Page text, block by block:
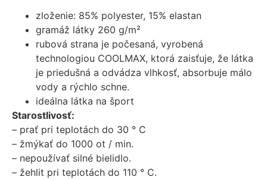
zloženie: 85% polyester, 15% elastan
gramáž látky 260 g/m²
rubová strana je počesaná, vyrobená
technologiou COOLMAX, ktorá zaisťuje, že látka
je priedušná a odvádza vlhkosť, absorbuje málo
vody a rýchlo schne.
ideálna látka na šport
Starostlivosť:
– prať pri teplotách do 30 ° C
– žmýkať do 1000 ot / min.
– nepoužívať silné bielidlo.
– žehlit pri teplotách do 110 ° C.